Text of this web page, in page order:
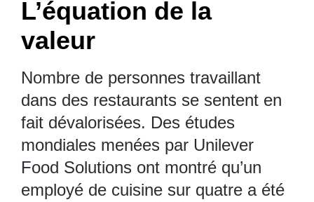
L’équation de la
valeur
Nombre de personnes travaillant
dans des restaurants se sentent en
fait dévalorisées. Des études
mondiales menées par Unilever
Food Solutions ont montré qu’un
employé de cuisine sur quatre a été